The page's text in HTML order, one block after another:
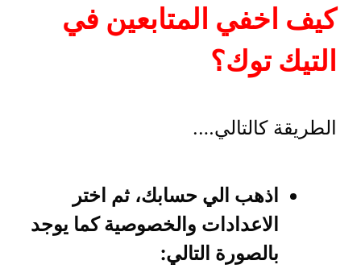
كيف اخفي المتابعين في
التيك توك؟
الطريقة كالتالي….
اذهب الي حسابك، ثم اختر
الاعدادات والخصوصية كما يوجد
بالصورة التالي: